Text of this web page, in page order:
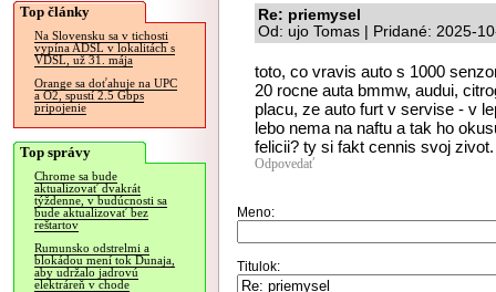
Top články
Na Slovensku sa v tichosti
vypína ADSL v lokalitách s
VDSL, už 31. mája
Orange sa doťahuje na UPC
a O2, spustí 2.5 Gbps
pripojenie
Top správy
Chrome sa bude
aktualizovať dvakrát
týždenne, v budúcnosti sa
bude aktualizovať bez
reštartov
Rumunsko odstrelmi a
blokádou mení tok Dunaja,
aby udržalo jadrovú
elektráreň v chode
Re: priemysel
Od: ujo Tomas | Pridané: 2025-
toto, co vravis auto s 1000
20 rocne auta bmmw, audui,
placu, ze auto furt v servise - v
lebo nema na naftu a tak ho
felicii? ty si fakt cennis svoj
Odpovedať
Meno:
Titulok: